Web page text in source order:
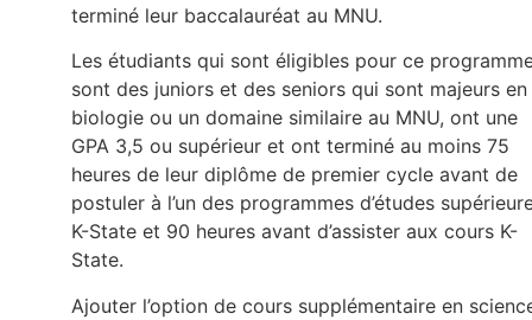
terminé leur baccalauréat au MNU.
Les étudiants qui sont éligibles pour ce
sont des juniors et des seniors qui sont majeurs en
biologie ou un domaine similaire au MNU, ont une
GPA 3,5 ou supérieur et ont terminé au moins 75
heures de leur diplôme de premier cycle avant de
postuler à l’un des programmes d’études
K-State et 90 heures avant d’assister aux cours K-
State.
Ajouter l’option de cours supplémentaire en